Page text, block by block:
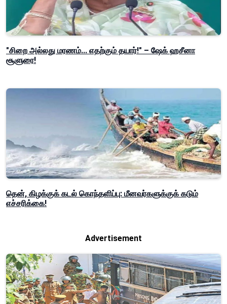
"சிறை அல்லது மரணம்... எதற்கும் தயார்!" – ஷேக் ஹசீனா
சூளுரை!
தென், கிழக்குக் கடல் கொந்தளிப்பு: மீனவர்களுக்குக் கடும்
எச்சரிக்கை!
Advertisement